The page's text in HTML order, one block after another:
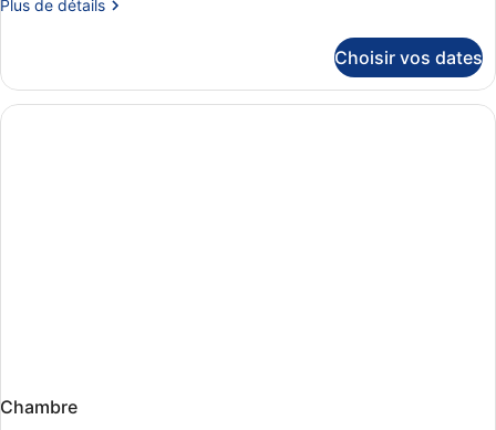
Plus de détails
Plus
le
type
de
Choisir vos dates
Chambre